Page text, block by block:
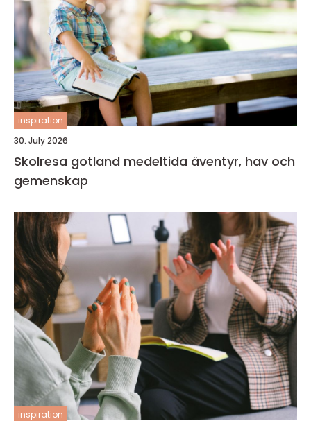
inspiration
30. July 2026
Skolresa gotland medeltida äventyr, hav och
gemenskap
inspiration